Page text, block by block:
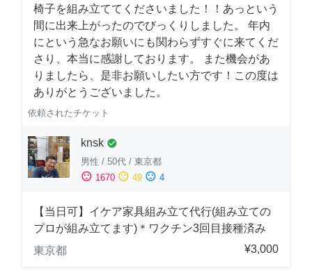
椅子を組み立ててくださいました！！あっという
間に出来上がったのでびっくりしました。 年内
にという急なお願いにも関わらずすぐに来てくだ
さり、本当に感謝しております。 また機会があ
りましたら、是非お願いしたい方です！この度は
ありがとうございました。
依頼されたチケット
knsk check_circle
男性 / 50代 / 東京都
sentiment_satisfied 1670 sentiment_neutral 49 sentiment_dissatisfied 4
【当日可】イケア家具組み立て代行(組み立ての
プロが組み立てます)＊ワクチン3回目接種済み
東京都
¥3,000